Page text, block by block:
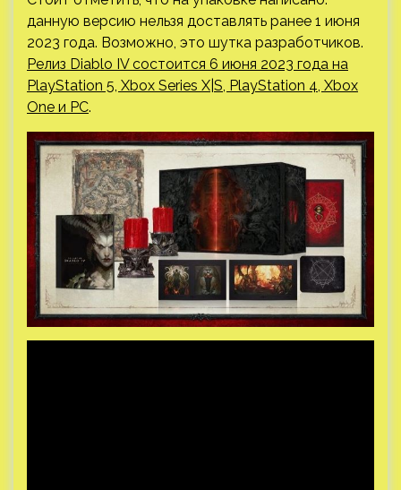
данную версию нельзя доставлять ранее 1 июня
2023 года. Возможно, это шутка разработчиков.
Релиз Diablo IV состоится 6 июня 2023 года на
PlayStation 5, Xbox Series X|S, PlayStation 4, Xbox
One и PC.